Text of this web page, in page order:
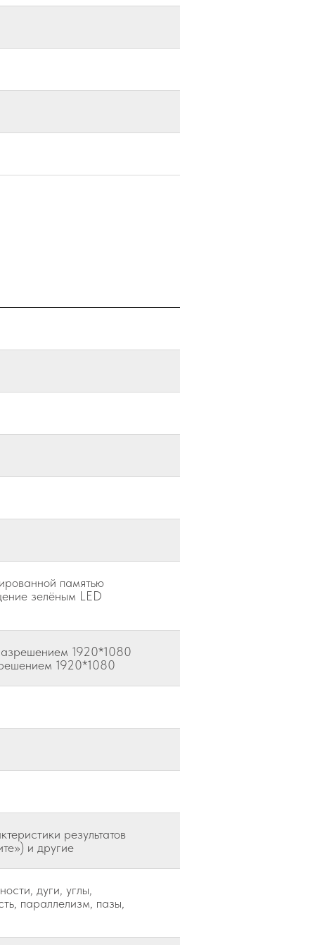
памятью
зелёным LED
1920*1080
1920*1080
результатов
и другие
дуги, углы,
параллелизм, пазы,